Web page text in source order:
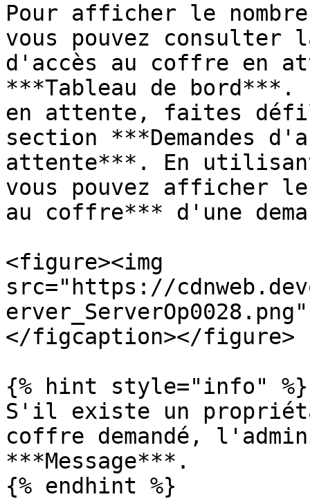
Pour afficher le
vous pouvez consulter
d'accès au coffre en
***Tableau de bord***.
en attente, faites
section ***Demandes
attente***. En
vous pouvez afficher le
au coffre*** d'une
<figure><img
src="https://
</figcaption></figure>
{% hint style="info" %}
S'il existe un
coffre demandé,
***Message***.
{% endhint %}